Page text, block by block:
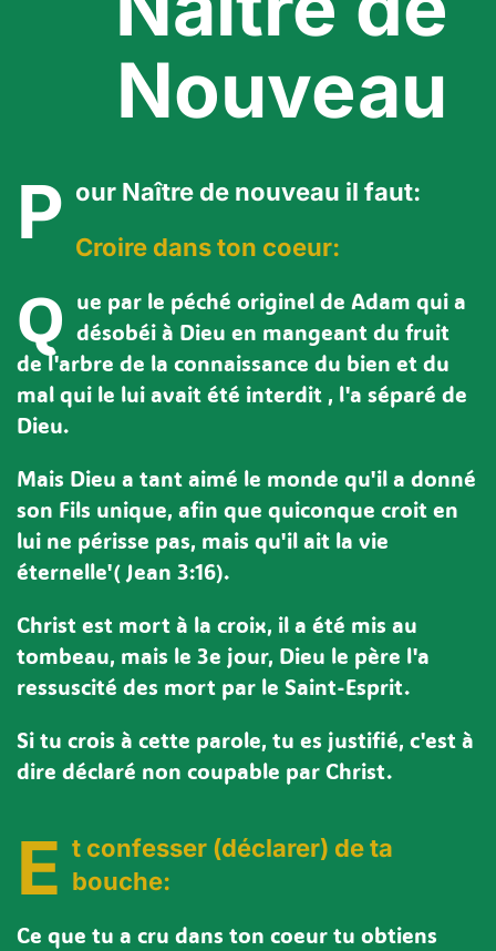
Nouveau
P our Naître de nouveau il faut:
Croire dans ton coeur:
Q ue par le péché originel de Adam qui a
désobéi à Dieu en mangeant du fruit
de l'arbre de la connaissance du bien et du
mal qui le lui avait été interdit , l'a séparé de
Dieu.
Mais Dieu a tant aimé le monde qu'il a donné
son Fils unique, afin que quiconque croit en
lui ne périsse pas, mais qu'il ait la vie
éternelle'( Jean 3:16).
Christ est mort à la croix, il a été mis au
tombeau, mais le 3e jour, Dieu le père l'a
ressuscité des mort par le Saint-Esprit.
Si tu crois à cette parole, tu es justifié, c'est à
dire déclaré non coupable par Christ.
E t confesser (déclarer) de ta
bouche:
Ce que tu a cru dans ton coeur tu obtiens